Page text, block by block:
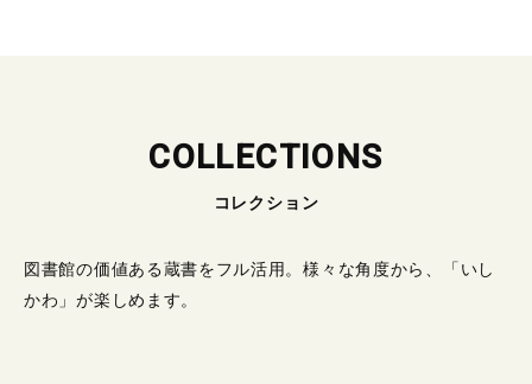
COLLECTIONS
コレクション
図書館の価値ある蔵書をフル活用。様々な角度から、「いし
かわ」が楽しめます。